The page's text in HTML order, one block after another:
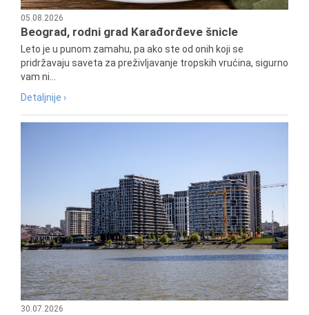
05.08.2026
Beograd, rodni grad Karađorđeve šnicle
Leto je u punom zamahu, pa ako ste od onih koji se
pridržavaju saveta za preživljavanje tropskih vrućina, sigurno
vam ni...
Detaljnije ›
30.07.2026